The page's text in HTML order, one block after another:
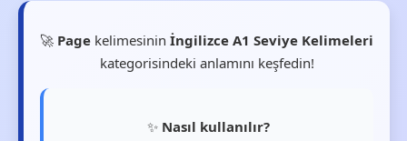
🚀 Page kelimesininİngilizce A1 Seviye Kelimeleri
kategorisindeki anlamını keşfedin!
✨ Nasıl kullanılır?